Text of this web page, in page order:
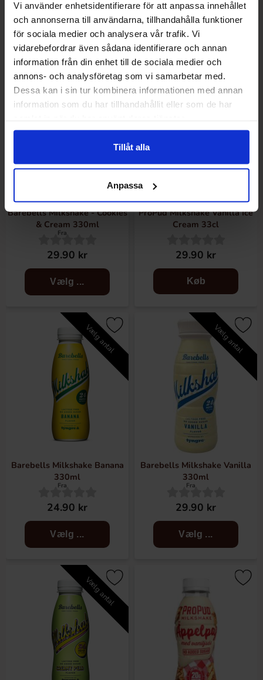
Vi använder enhetsidentifierare för att anpassa innehållet
och annonserna till användarna, tillhandahålla funktioner
för sociala medier och analysera vår trafik. Vi
vidarebefordrar även sådana identifierare och annan
information från din enhet till de sociala medier och
annons- och analysföretag som vi samarbetar med.
Dessa kan i sin tur kombinera informationen med annan
information som du har tillhandahållit eller som de har
Tillåt alla
Anpassa
Køb Køb
Vælg antal
Barebells Milkshake - Cookies
& Cream 330ml
Fra
29.90 kr
Vælg ...
ProPud Milkshake Vanilla Ice
Cream 33cl
29.90 kr
Køb
Vælg antal
Barebells Milkshake Banana
330ml
Fra
24.90 kr
Vælg ...
Vælg antal
Barebells Milkshake Vanilla
330ml
Fra
29.90 kr
Vælg ...
Vælg antal